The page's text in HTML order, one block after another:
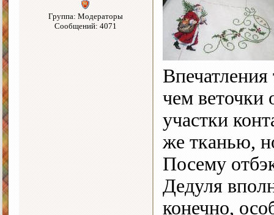
Группа: Модераторы
Сообщений: 4071
чем веточки
участки
же тканью,
Посему
Дедуля
конечно,